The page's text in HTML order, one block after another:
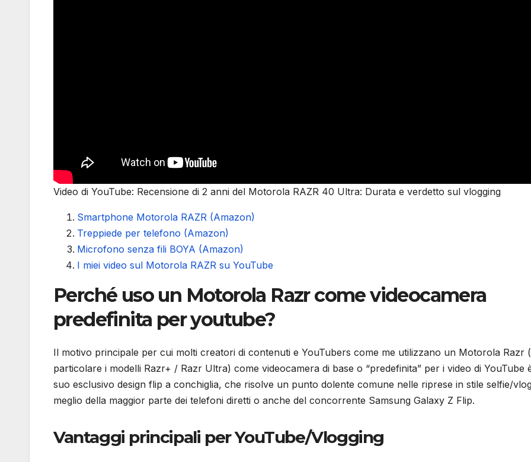
Video di YouTube: Recensione di 2 anni del Motorola RAZR 40 Ultra: Durata e verdetto sul vlogging
Smartphone Motorola RAZR (Amazon)
Treppiede per telefono (Amazon)
Microfono senza fili BOYA (Amazon)
I miei video sul Motorola RAZR su YouTube
Perché uso un Motorola Razr come videocamera
predefinita per youtube?
Il motivo principale per cui molti creatori di contenuti e YouTubers come me utilizzano un Motorola Razr
particolare i modelli Razr+ / Razr Ultra) come videocamera di base o “predefinita” per i video di YouTube
suo esclusivo design flip a conchiglia, che risolve un punto dolente comune nelle riprese in stile selfie/
meglio della maggior parte dei telefoni diretti o anche del concorrente Samsung Galaxy Z Flip.
Vantaggi principali per YouTube/Vlogging